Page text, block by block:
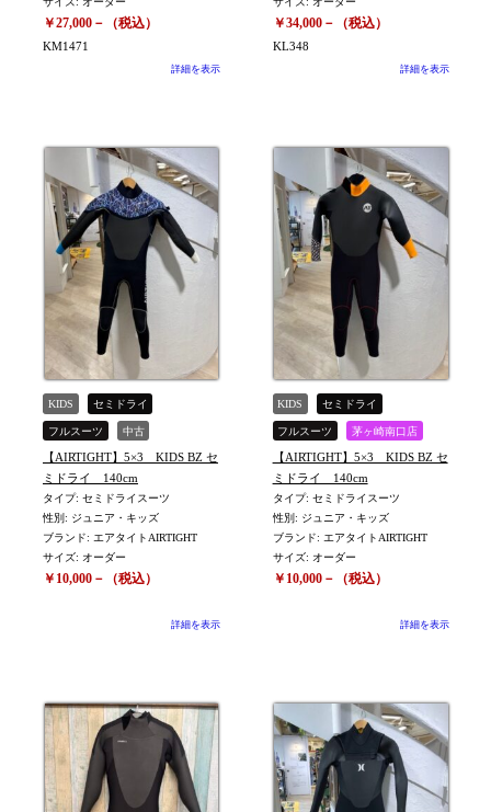
￥27,000－（税込）
KM1471
詳細を表示
㎝ 体重48㎏）※KL-348
￥34,000－（税込）
KL348
詳細を表示
KIDS セミドライ
フルスーツ 中古
茅ヶ崎南口店
【AIRTIGHT】5×3 KIDS BZ セ
ミドライ 140cm
タイプ: セミドライスーツ
性別: ジュニア・キッズ
ブランド: エアタイトAIRTIGHT
サイズ: オーダー
￥10,000－（税込）
詳細を表示
KIDS セミドライ
フルスーツ 茅ヶ崎南口店
中古
【AIRTIGHT】5×3 KIDS BZ セ
ミドライ 140cm
タイプ: セミドライスーツ
性別: ジュニア・キッズ
ブランド: エアタイトAIRTIGHT
サイズ: オーダー
￥10,000－（税込）
詳細を表示